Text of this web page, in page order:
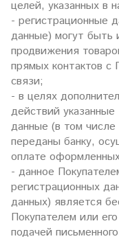
целей, указанных в
- регистрационные
данные) могут быть
продвижения
прямых контактов с
связи;
- в целях
действий
данные (в том
переданы банку,
оплате
- данное
регистрационных
данных) является
Покупателем или
подачей